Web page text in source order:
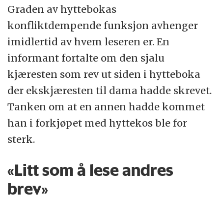
Graden av hyttebokas
konfliktdempende funksjon avhenger
imidlertid av hvem leseren er. En
informant fortalte om den sjalu
kjæresten som rev ut siden i hytteboka
der ekskjæresten til dama hadde skrevet.
Tanken om at en annen hadde kommet
han i forkjøpet med hyttekos ble for
sterk.
«Litt som å lese andres
brev»